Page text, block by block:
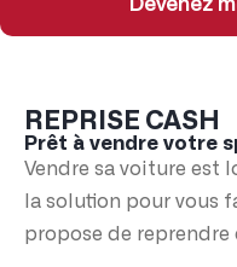
REPRISE CASH
Prêt à vendre votre
Vendre sa voiture est
la solution pour vous
propose de reprendre